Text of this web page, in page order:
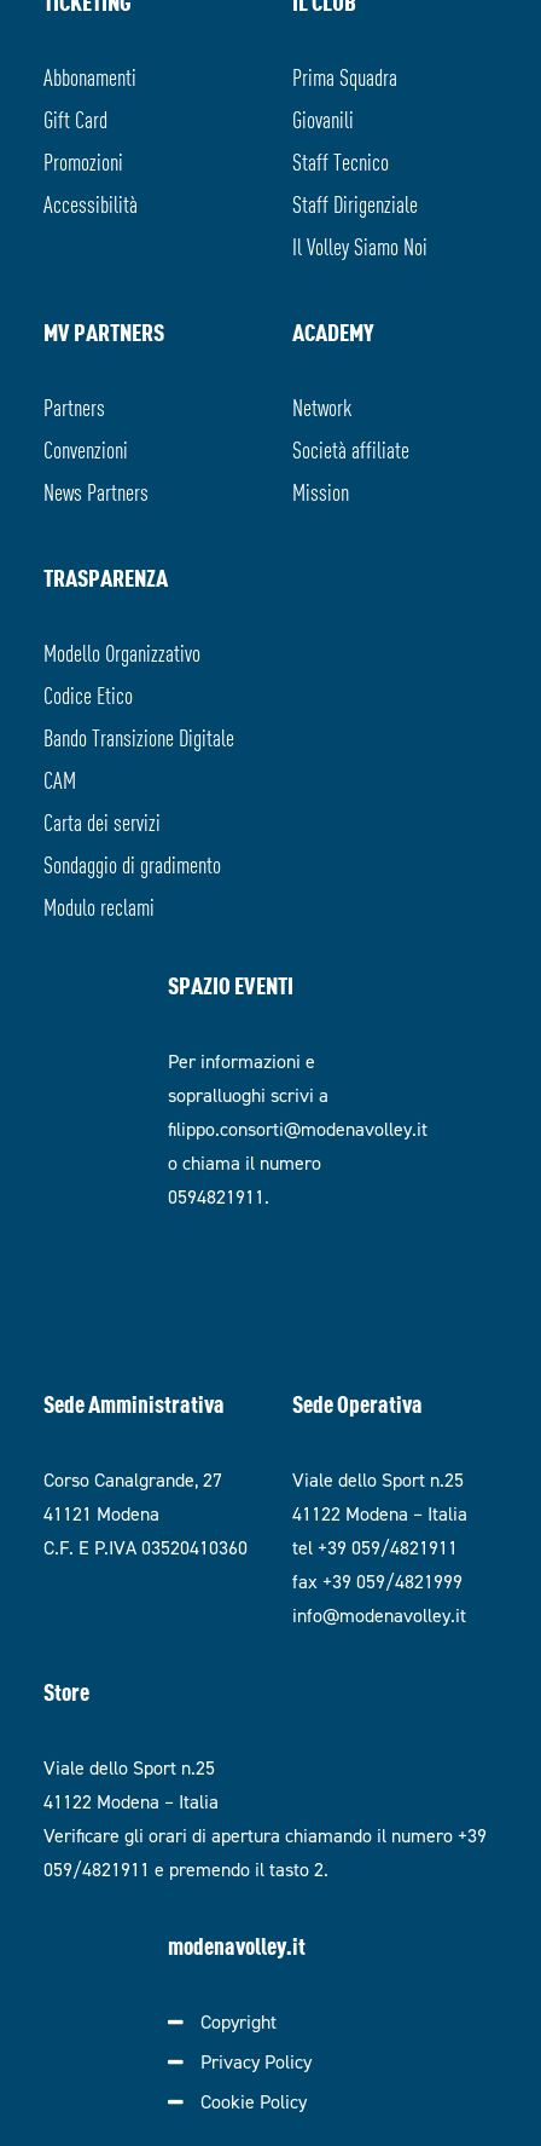
Abbonamenti
Gift Card
Promozioni
Accessibilità
Prima Squadra
Giovanili
Staff Tecnico
Staff Dirigenziale
Il Volley Siamo Noi
MV PARTNERS
Partners
Convenzioni
News Partners
ACADEMY
Network
Società affiliate
Mission
TRASPARENZA
Modello Organizzativo
Codice Etico
Bando Transizione Digitale
CAM
Carta dei servizi
Sondaggio di gradimento
Modulo reclami
SPAZIO EVENTI
Per informazioni e
sopralluoghi scrivi a
filippo.consorti@modenavolley.it
o chiama il numero
0594821911.
Sede Amministrativa
Corso Canalgrande, 27
41121 Modena
C.F. E P.IVA 03520410360
Sede Operativa
Viale dello Sport n.25
41122 Modena – Italia
tel +39 059/4821911
fax +39 059/4821999
info@modenavolley.it
Store
Viale dello Sport n.25
41122 Modena – Italia
Verificare gli orari di apertura chiamando il numero +39
059/4821911 e premendo il tasto 2.
modenavolley.it
Copyright
Privacy Policy
Cookie Policy